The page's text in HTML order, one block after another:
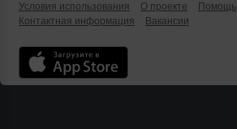
Условия использования
О проекте Помощь
Контактная информация
Вакансии